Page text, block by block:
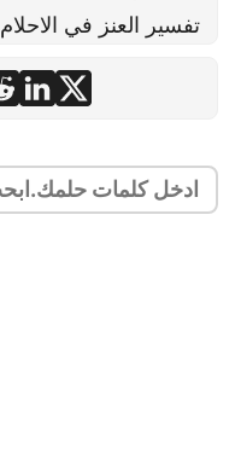
تفسير العنز في الاحلام